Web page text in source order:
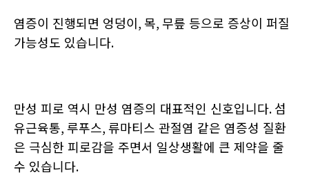
염증이 진행되면 엉덩이, 목, 무릎 등으로 증상이 퍼질
가능성도 있습니다.
만성 피로 역시 만성 염증의 대표적인 신호입니다.섬
유근육통,루푸스,류마티스 관절염 같은 염증성 질환
은 극심한 피로감을 주면서 일상생활에 큰 제약을 줄
수 있습니다.